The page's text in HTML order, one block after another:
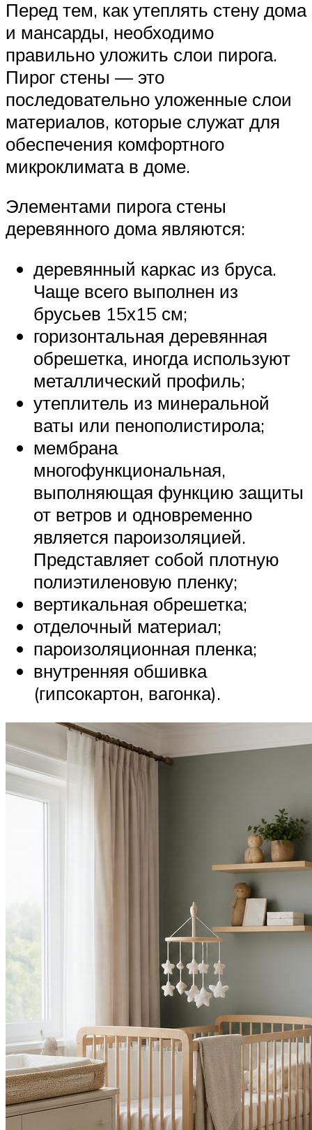
Перед тем, как утеплять стену дома
и мансарды, необходимо
правильно уложить слои пирога.
Пирог стены — это
последовательно уложенные слои
материалов, которые служат для
обеспечения комфортного
микроклимата в доме.
Элементами пирога стены
деревянного дома являются:
деревянный каркас из бруса.
Чаще всего выполнен из
брусьев 15х15 см;
горизонтальная деревянная
обрешетка, иногда используют
металлический профиль;
утеплитель из минеральной
ваты или пенополистирола;
мембрана
многофункциональная,
выполняющая функцию защиты
от ветров и одновременно
является пароизоляцией.
Представляет собой плотную
полиэтиленовую пленку;
вертикальная обрешетка;
отделочный материал;
пароизоляционная пленка;
внутренняя обшивка
(гипсокартон, вагонка).